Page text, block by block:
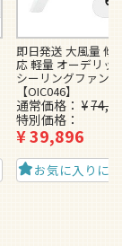
即日発送 大風量 傾
応 軽量 オーデリッ
シーリングファン
【OIC046】
通常価格 ¥
特別価格
¥39,896
お気に入りに